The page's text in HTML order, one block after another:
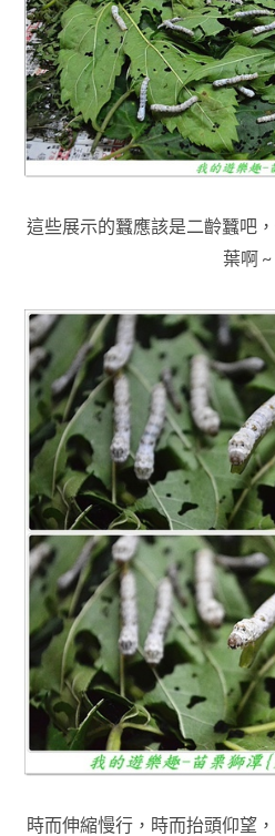
這些展示的蠶應該是二齡蠶吧
葉啊 ~
時而伸縮慢行，時而抬頭仰望 ，